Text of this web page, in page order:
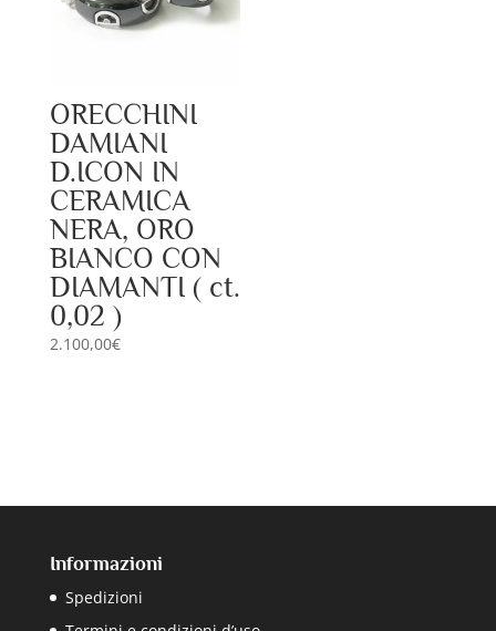
ORECCHINI
DAMIANI
D.ICON IN
CERAMICA
NERA, ORO
BIANCO CON
DIAMANTI ( ct.
0,02 )
2.100,00€
Informazioni
Spedizioni